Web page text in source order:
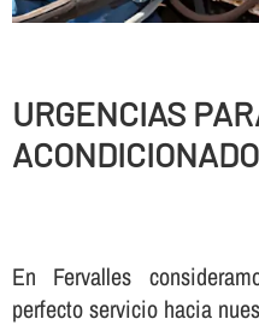
URGENCIAS
En Fervalles
perfecto servicio hacia